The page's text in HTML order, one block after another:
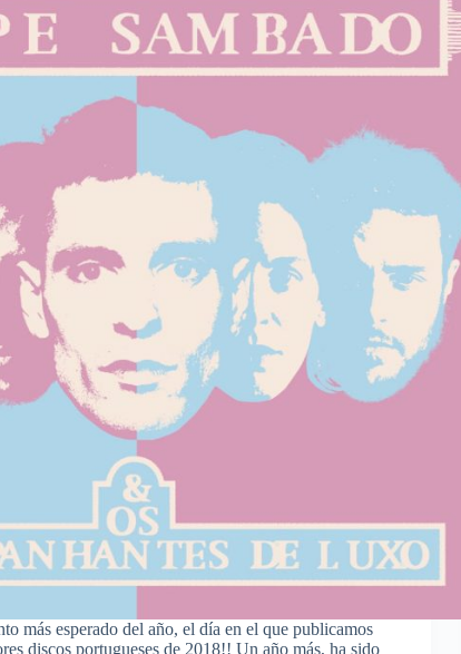
más esperado del año, el día en el que publicamos
discos portugueses de 2018!! Un año más, ha sido